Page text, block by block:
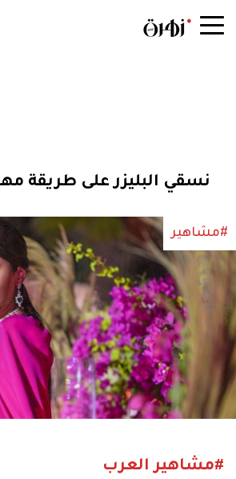
نسقي البليزر على طريقة
#مشاهير
#مشاهير العرب